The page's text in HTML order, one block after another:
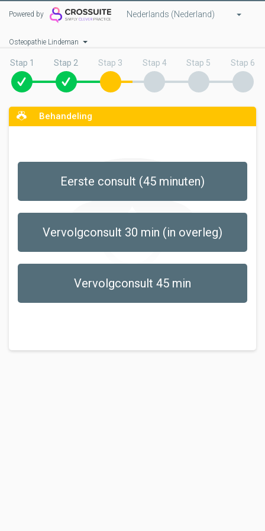
Powered by Nederlands (Nederland)
Osteopathie Lindeman
Stap 1 Stap 2 Stap 3 Stap 4 Stap 5 Stap 6
Behandeling
Eerste consult (45 minuten)
Vervolgconsult 30 min (in overleg)
Vervolgconsult 45 min